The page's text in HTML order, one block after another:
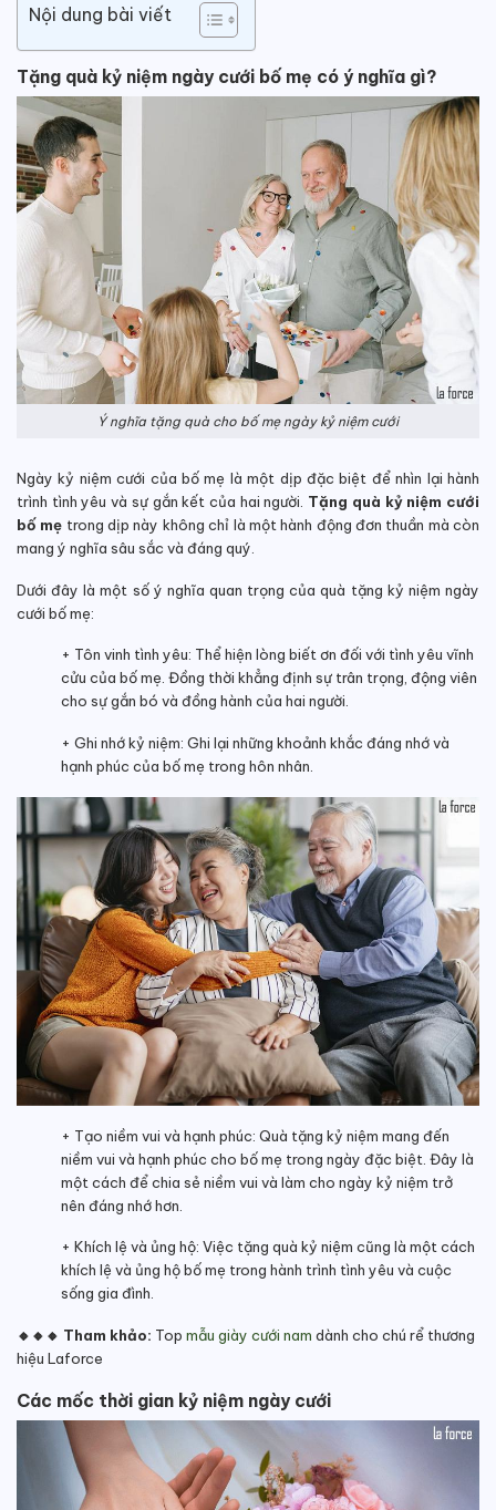
Nội dung bài viết
Tặng quà kỷ niệm ngày cưới bố mẹ có ý nghĩa gì?
Ý nghĩa tặng quà cho bố mẹ ngày kỷ niệm cưới
Ngày kỷ niệm cưới của bố mẹ là một dịp đặc biệt để nhìn lại hành
trình tình yêu và sự gắn kết của hai người. Tặng quà kỷ niệm cưới
bố mẹ trong dịp này không chỉ là một hành động đơn thuần mà còn
mang ý nghĩa sâu sắc và đáng quý.
Dưới đây là một số ý nghĩa quan trọng của quà tặng kỷ niệm ngày
cưới bố mẹ:
+ Tôn vinh tình yêu: Thể hiện lòng biết ơn đối với tình yêu vĩnh
cửu của bố mẹ. Đồng thời khẳng định sự trân trọng, động viên
cho sự gắn bó và đồng hành của hai người.
+ Ghi nhớ kỷ niệm: Ghi lại những khoảnh khắc đáng nhớ và
hạnh phúc của bố mẹ trong hôn nhân.
+ Tạo niềm vui và hạnh phúc: Quà tặng kỷ niệm mang đến
niềm vui và hạnh phúc cho bố mẹ trong ngày đặc biệt. Đây là
một cách để chia sẻ niềm vui và làm cho ngày kỷ niệm trở
nên đáng nhớ hơn.
+ Khích lệ và ủng hộ: Việc tặng quà kỷ niệm cũng là một cách
khích lệ và ủng hộ bố mẹ trong hành trình tình yêu và cuộc
sống gia đình.
🔸🔸🔸 Tham khảo: Top mẫu giày cưới nam dành cho chú rể thương
hiệu Laforce
Các mốc thời gian kỷ niệm ngày cưới